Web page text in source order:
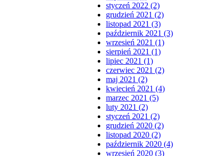
styczeń 2022 (2)
grudzień 2021 (2)
listopad 2021 (3)
październik 2021 (3)
wrzesień 2021 (1)
sierpień 2021 (1)
lipiec 2021 (1)
czerwiec 2021 (2)
maj 2021 (2)
kwiecień 2021 (4)
marzec 2021 (5)
luty 2021 (2)
styczeń 2021 (2)
grudzień 2020 (2)
listopad 2020 (2)
październik 2020 (4)
wrzesień 2020 (3)